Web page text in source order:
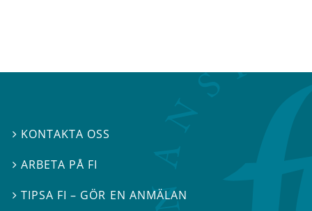
 KONTAKTA OSS
 ARBETA PÅ FI
TIPSA FI – GÖR EN ANMÄLAN